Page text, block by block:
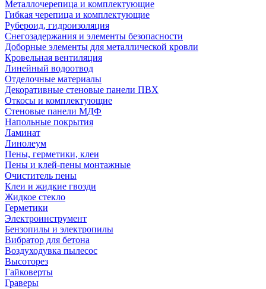
Металлочерепица и комплектующие
Гибкая черепица и комплектующие
Рубероид, гидроизоляция
Снегозадержания и элементы безопасности
Доборные элементы для металлической кровли
Кровельная вентиляция
Линейный водоотвод
Отделочные материалы
Декоративные стеновые панели ПВХ
Откосы и комплектующие
Стеновые панели МДФ
Напольные покрытия
Ламинат
Линолеум
Пены, герметики, клеи
Пены и клей-пены монтажные
Очиститель пены
Клеи и жидкие гвозди
Жидкое стекло
Герметики
Электроинструмент
Бензопилы и электропилы
Вибратор для бетона
Воздуходувка пылесос
Высоторез
Гайковерты
Граверы